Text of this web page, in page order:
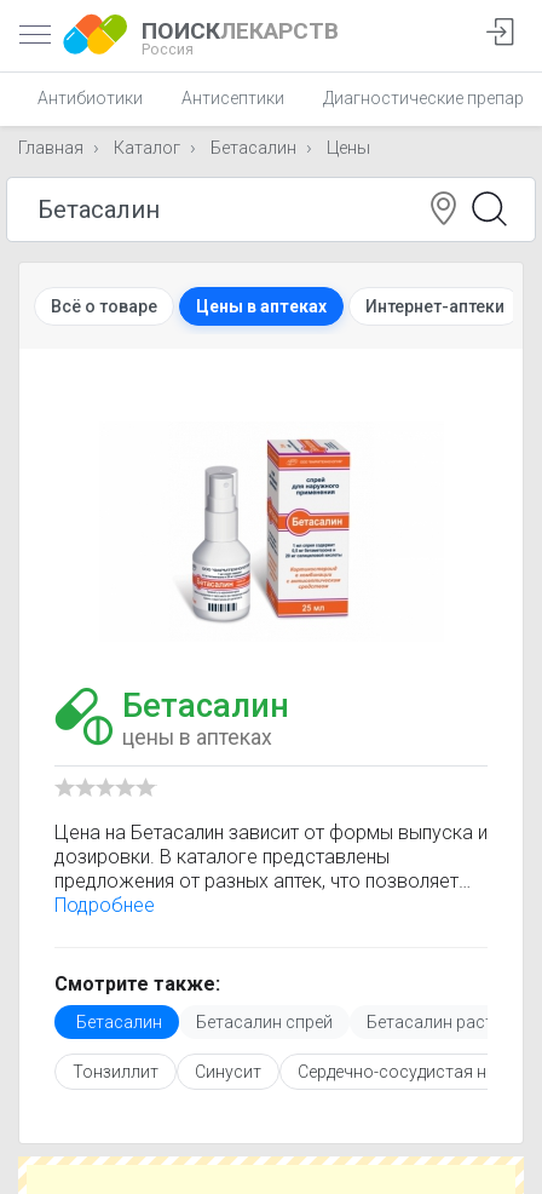
ПОИСКЛЕКАРСТВ
Россия
Антибиотики Антисептики Диагностические
Главная Каталог Бетасалин Цены
Всё о товаре Цены в аптеках Интернет-аптеки
Бетасалин
цены в аптеках
Цена на Бетасалин зависит от формы выпуска и
дозировки. В каталоге представлены
предложения от разных аптек, что позволяет
быстро найти, где купить Бетасалин по
только актуальные данные.
Перед покупкой рекомендуется ознакомиться с
инструкцией по применению, показаниями и
противопоказаниями. При необходимости вы
можете подобрать аналоги Бетасалин с
Чтобы купить Бетасалин в ближайшей аптеке,
укажите свой город и сравните предложения.
Подробнее
Смотрите также:
Бетасалин Бетасалин спрей Бетасалин раствор
Тонзиллит Синусит Сердечно-сосудистая